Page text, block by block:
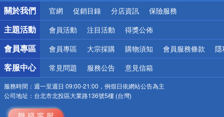
偏遠地區配送
詐騙網頁！請小心！
關於我們
官網 促銷目錄 分店資訊 保險服務
主題活動 會員活動 注目活動 得獎公佈
會員專區 會員專區 大宗採購 購物須知 會員服務條款 隱
客服中心 常見問題 服務公告 意見信箱
服務時間： 週一至週日 09:00-21:00，例假日依網站公告為主
公司地址： 台北市北投區大業路136號5樓 (台灣)